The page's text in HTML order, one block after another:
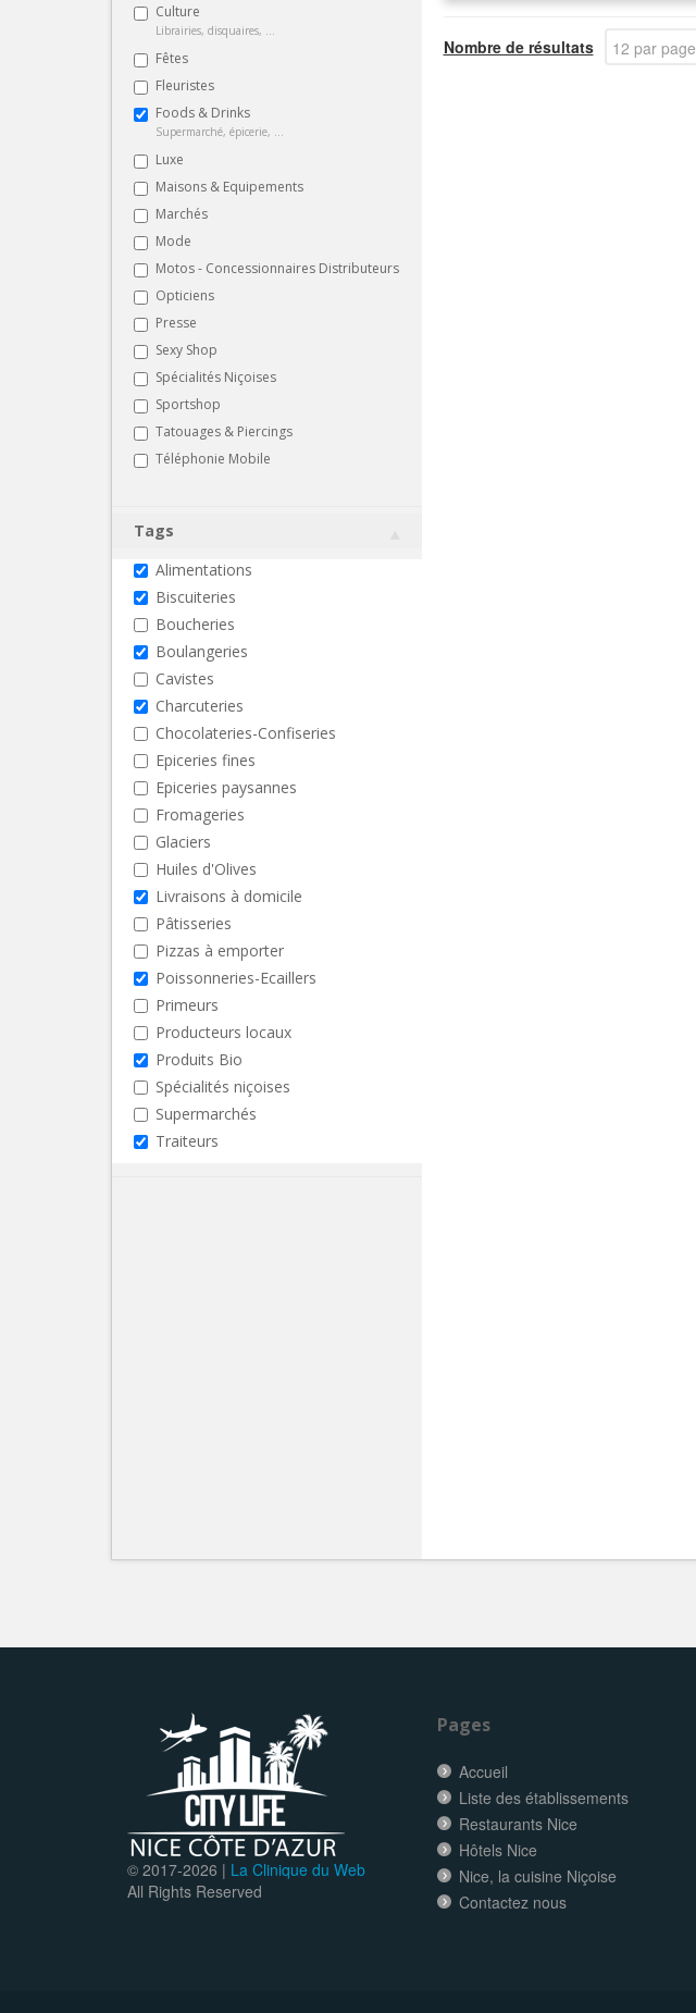
Culture
Librairies, disquaires, ...
Fêtes
Fleuristes
Foods & Drinks
Supermarché, épicerie, ...
Luxe
Maisons & Equipements
Marchés
Mode
Motos - Concessionnaires Distributeurs
Opticiens
Presse
Sexy Shop
Spécialités Niçoises
Sportshop
Tatouages & Piercings
Téléphonie Mobile
Tags
Alimentations
Biscuiteries
Boucheries
Boulangeries
Cavistes
Charcuteries
Chocolateries-Confiseries
Epiceries fines
Epiceries paysannes
Fromageries
Glaciers
Huiles d'Olives
Livraisons à domicile
Pâtisseries
Pizzas à emporter
Poissonneries-Ecaillers
Primeurs
Producteurs locaux
Produits Bio
Spécialités niçoises
Supermarchés
Traiteurs
Nombre de résultats 12 par page
© 2017-2026 | La Clinique du Web
All Rights Reserved
Pages
Accueil
Liste des établissements
Restaurants Nice
Hôtels Nice
Nice, la cuisine Niçoise
Contactez nous